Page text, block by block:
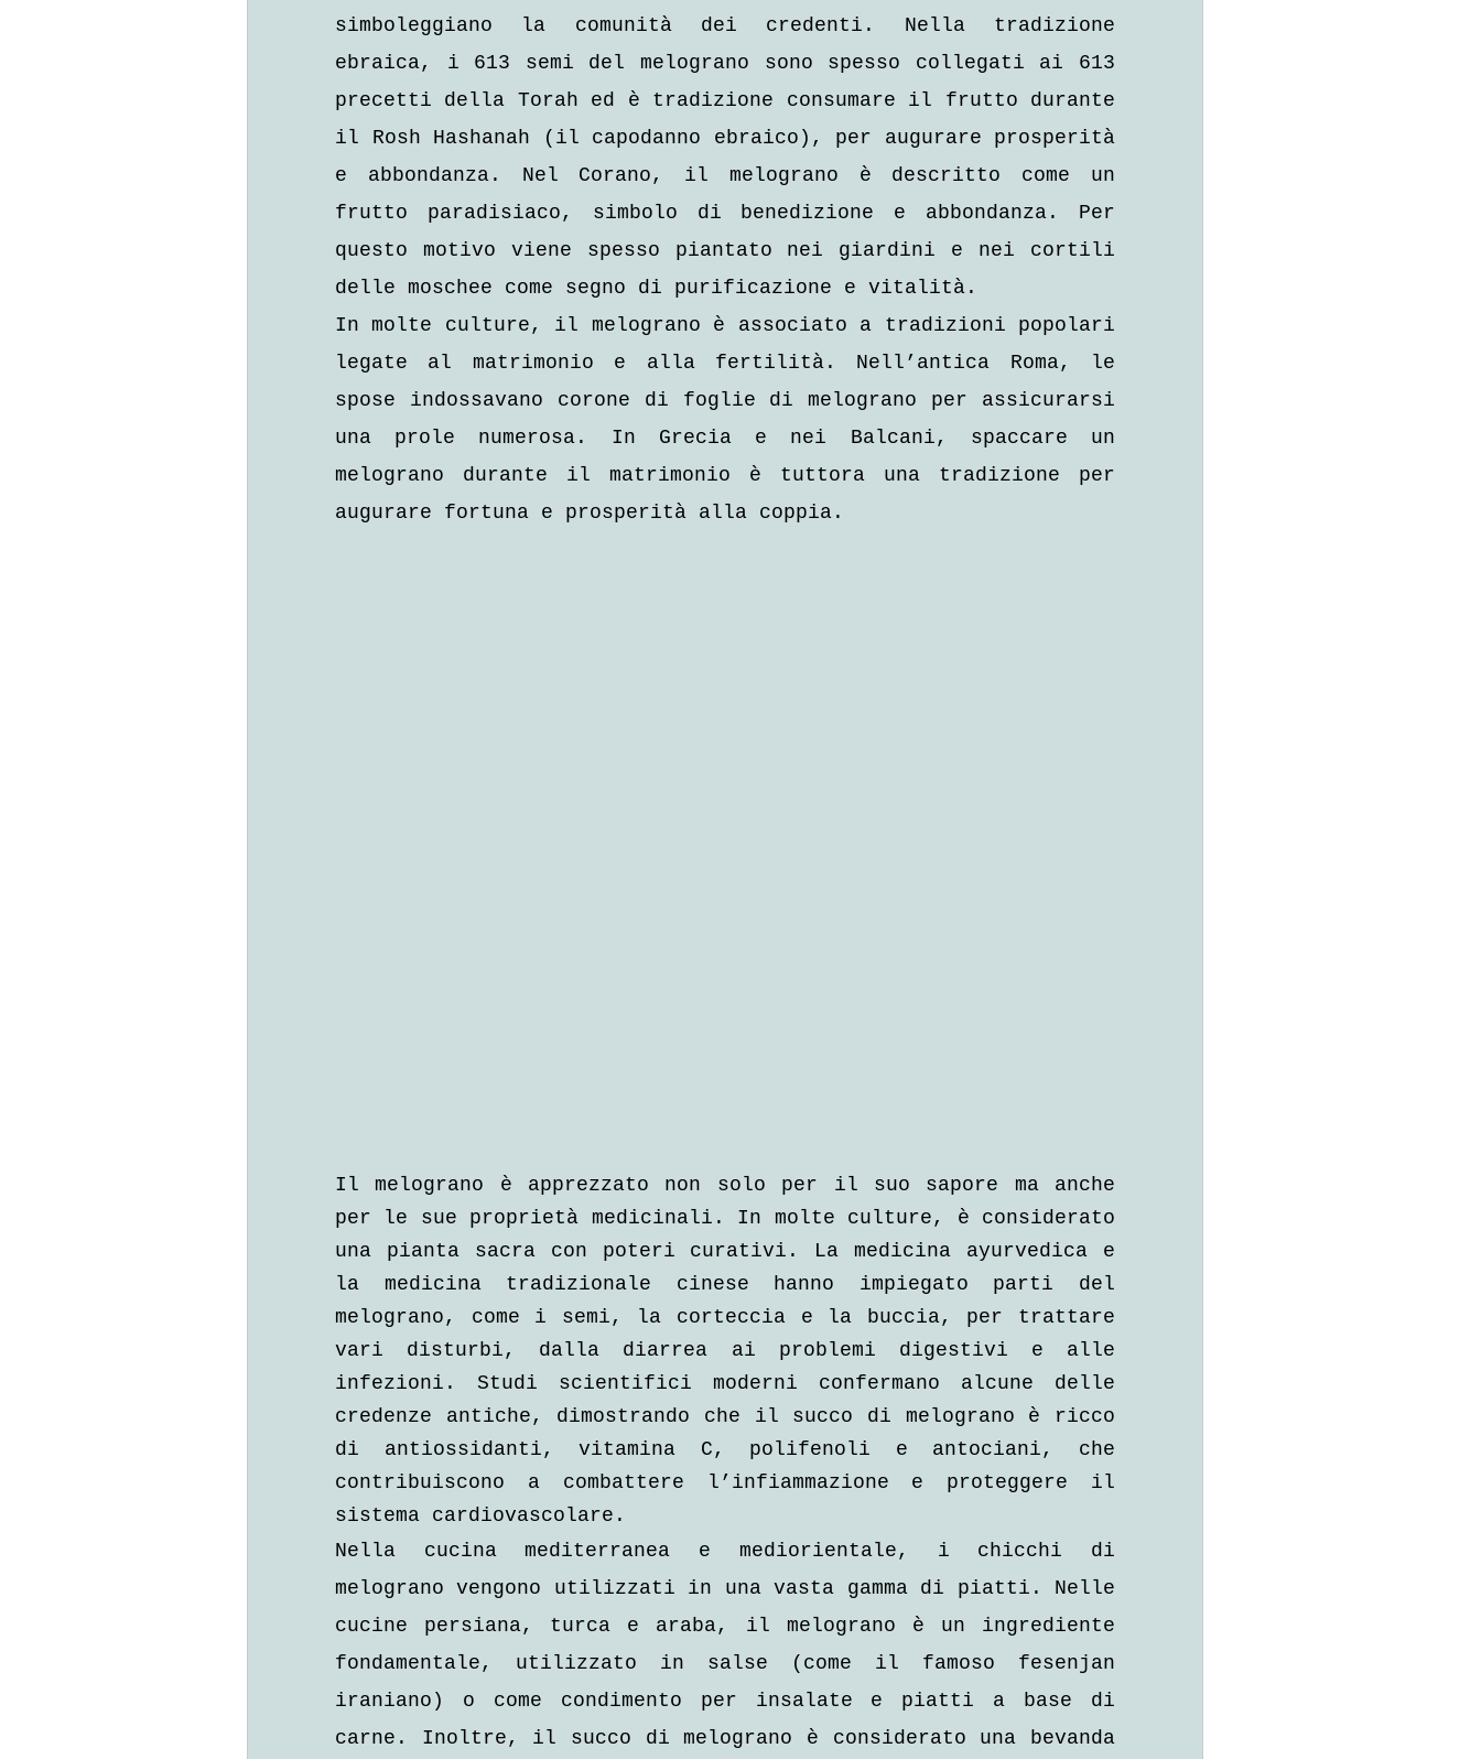
simboleggiano la comunità dei credenti. Nella tradizione
ebraica, i 613 semi del melograno sono spesso collegati ai 613
precetti della Torah ed è tradizione consumare il frutto durante
il Rosh Hashanah (il capodanno ebraico), per augurare prosperità
e abbondanza. Nel Corano, il melograno è descritto come un
frutto paradisiaco, simbolo di benedizione e abbondanza. Per
questo motivo viene spesso piantato nei giardini e nei cortili
delle moschee come segno di purificazione e vitalità.
In molte culture, il melograno è associato a tradizioni popolari
legate al matrimonio e alla fertilità. Nell’antica Roma, le
spose indossavano corone di foglie di melograno per assicurarsi
una prole numerosa. In Grecia e nei Balcani, spaccare un
melograno durante il matrimonio è tuttora una tradizione per
augurare fortuna e prosperità alla coppia.
Il melograno è apprezzato non solo per il suo sapore ma anche
per le sue proprietà medicinali. In molte culture, è considerato
una pianta sacra con poteri curativi. La medicina ayurvedica e
la medicina tradizionale cinese hanno impiegato parti del
melograno, come i semi, la corteccia e la buccia, per trattare
vari disturbi, dalla diarrea ai problemi digestivi e alle
infezioni. Studi scientifici moderni confermano alcune delle
credenze antiche, dimostrando che il succo di melograno è ricco
di antiossidanti, vitamina C, polifenoli e antociani, che
contribuiscono a combattere l’infiammazione e proteggere il
sistema cardiovascolare.
Nella cucina mediterranea e mediorientale, i chicchi di
melograno vengono utilizzati in una vasta gamma di piatti. Nelle
cucine persiana, turca e araba, il melograno è un ingrediente
fondamentale, utilizzato in salse (come il famoso fesenjan
iraniano) o come condimento per insalate e piatti a base di
carne. Inoltre, il succo di melograno è considerato una bevanda